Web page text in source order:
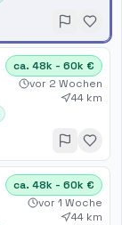
ca. 48k - 60k €
vor 2 Wochen
44 km
ca. 48k - 60k €
vor 1 Woche
44 km